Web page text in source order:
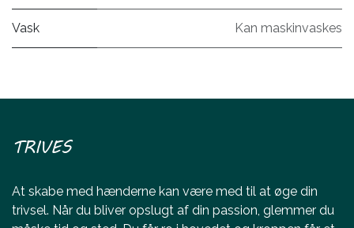
Vask Kan maskinvaskes
TRIVES
At skabe med hænderne kan være med til at øge din
trivsel. Når du bliver opslugt af din passion, glemmer du